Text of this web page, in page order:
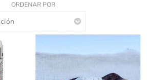
ORDENAR POR